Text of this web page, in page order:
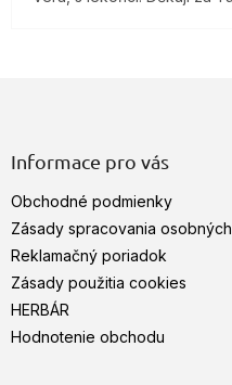
Informace pro vás
Obchodné podmienky
Zásady spracovania
Reklamačný poriadok
Zásady použitia cookies
HERBÁR
Hodnotenie obchodu